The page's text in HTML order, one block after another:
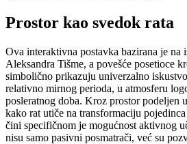
Prostor kao svedok rata
Ova interaktivna postavka bazirana je na
Aleksandra Tišme, a povešće posetioce
simbolično prikazuju univerzalno
relativno mirnog perioda, u atmosferu
posleratnog doba. Kroz prostor podeljen
kako rat utiče na transformaciju
čini specifičnom je mogućnost aktivnog
nisu samo pasivni posmatrači, već su